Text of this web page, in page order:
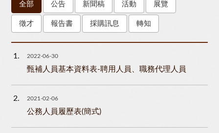
全部 公告 新聞稿 活動 展覽
徵才 報告書 採購訊息 轉知
1 2022-06-30
甄補人員基本資料表-聘用人員、職務代理人員
2 2021-02-06
公務人員履歷表(簡式)